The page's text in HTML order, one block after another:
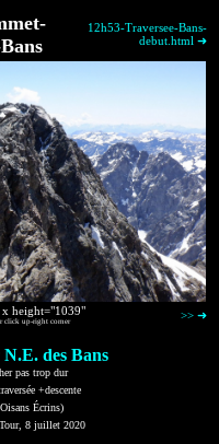
12h53-Traversee-Bans-
debut.html ➜
height="1039"
click up-right corner >> ➜
des Bans
pas trop dur
+descente
Écrins)
8 juillet 2020